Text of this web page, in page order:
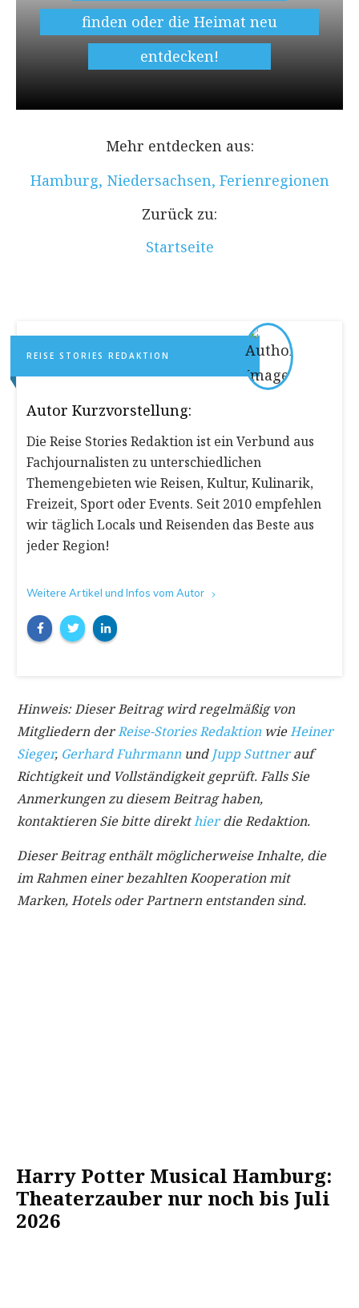
finden oder die Heimat neu
entdecken!
Mehr entdecken aus:
Hamburg, Niedersachsen, Ferienregionen
Zurück zu:
Startseite
REISE STORIES REDAKTION
Autor Kurzvorstellung:
Die Reise Stories Redaktion ist ein Verbund aus
Fachjournalisten zu unterschiedlichen
Themengebieten wie Reisen, Kultur, Kulinarik,
Freizeit, Sport oder Events. Seit 2010 empfehlen
wir täglich Locals und Reisenden das Beste aus
jeder Region!
Weitere Artikel und Infos vom Autor
Hinweis: Dieser Beitrag wird regelmäßig von
Mitgliedern derReise-Stories Redaktion wieHeiner
Sieger, Gerhard Fuhrmann und Jupp Suttnerauf
Richtigkeit und Vollständigkeit geprüft. Falls Sie
Anmerkungen zu diesem Beitrag haben,
kontaktieren Sie bitte direkthierdie Redaktion.
Dieser Beitrag enthält möglicherweise Inhalte, die
im Rahmen einer bezahlten Kooperation mit
Marken, Hotels oder Partnern entstanden sind.
Harry Potter Musical Hamburg:
Theaterzauber nur noch bis Juli
2026